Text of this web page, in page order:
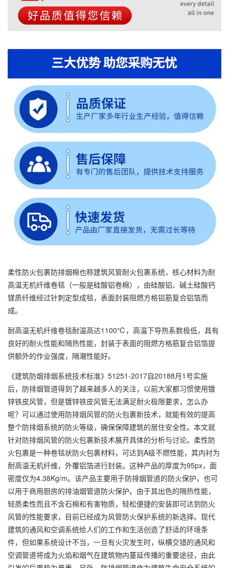
柔性防火包裹防排烟棉也称建筑风管耐火包裹系统，核心材料为耐
高温无机纤维卷毯（一般是硅酸铝卷棉），由硅酸铝、碱土硅酸钙
镁质纤维经过针刺定型成毯，表面封装阻燃方格铝筋复合铝箔而
成。
耐高温无机纤维卷毯耐温高达1100℃，高温下导热系数极低，具有
良好的耐火性能和隔热性能，封装于表面的阻燃方格筋复合铝箔提
供额外的作业强度，隔潮性能好。
《建筑防烟排烟系统技术标准》51251-2017自20188月1号实施
后，防排烟管道得到了越来越多人的关注，以前大家都习惯使用镀
锌铁皮风管，但是镀锌铁皮风管无法满足耐火极限要求，怎么办
呢？可以通过使用防排烟风管的防火包裹新技术，就能有效的提高
整个防排烟系统的防火等级，确保保障建筑的居住安全性。本文就
针对防排烟风管的防火包裹新技术展开具体的分析与讨论。柔性防
火包裹是一种卷毯状防火包裹材料，可达到A级不燃性能，其内衬为
耐高温无机纤维，外覆铝箔进行封装。这种产品的厚度为95px，面
密度仅为4.38Kg/m。该产品主要用于防排烟管道的防火保护，也可
以用于商用厨房的排油烟管道防火保护。由于其出色的隔热性能，
轻质柔性而且不含石棉和有害物质，轻松便捷的安装即可达到防火
风管的性能要求，目前已经成为风管防火保护系统的新选择。现代
建筑的通风和空调系统给人们的工作和生活创造了舒适的环境条
件，但如果系统设计不当，一旦有火灾发生时，纵横交错的通风和
空调管道将成为火焰和烟气在建筑物内蔓延传播的重要途径，由此